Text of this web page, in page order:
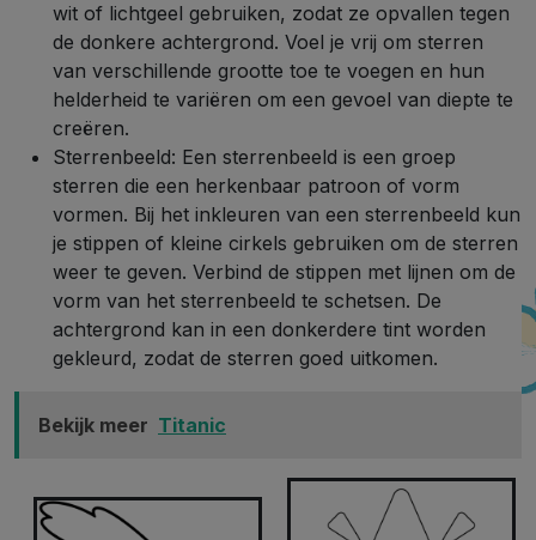
wit of lichtgeel gebruiken, zodat ze opvallen tegen
de donkere achtergrond. Voel je vrij om sterren
van verschillende grootte toe te voegen en hun
helderheid te variëren om een ​​gevoel van diepte te
creëren.
Sterrenbeeld: Een sterrenbeeld is een groep
sterren die een herkenbaar patroon of vorm
vormen. Bij het inkleuren van een sterrenbeeld kun
je stippen of kleine cirkels gebruiken om de sterren
weer te geven. Verbind de stippen met lijnen om de
vorm van het sterrenbeeld te schetsen. De
achtergrond kan in een donkerdere tint worden
gekleurd, zodat de sterren goed uitkomen.
Bekijk meer Titanic